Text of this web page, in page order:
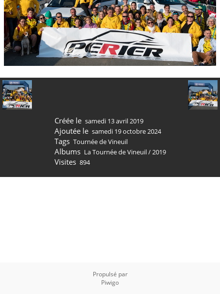
Créée le samedi 13 avril 2019
Ajoutée le samedi 19 octobre 2024
Tags Tournée de Vineuil
Albums La Tournée de Vineuil/2019
Visites 894
Propulsé par
Piwigo